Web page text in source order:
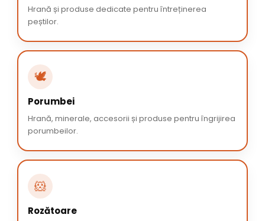
Hrană și produse dedicate pentru întreținerea
peștilor.
🕊️
Porumbei
Hrană, minerale, accesorii și produse pentru îngrijirea
porumbeilor.
🐹
Rozătoare